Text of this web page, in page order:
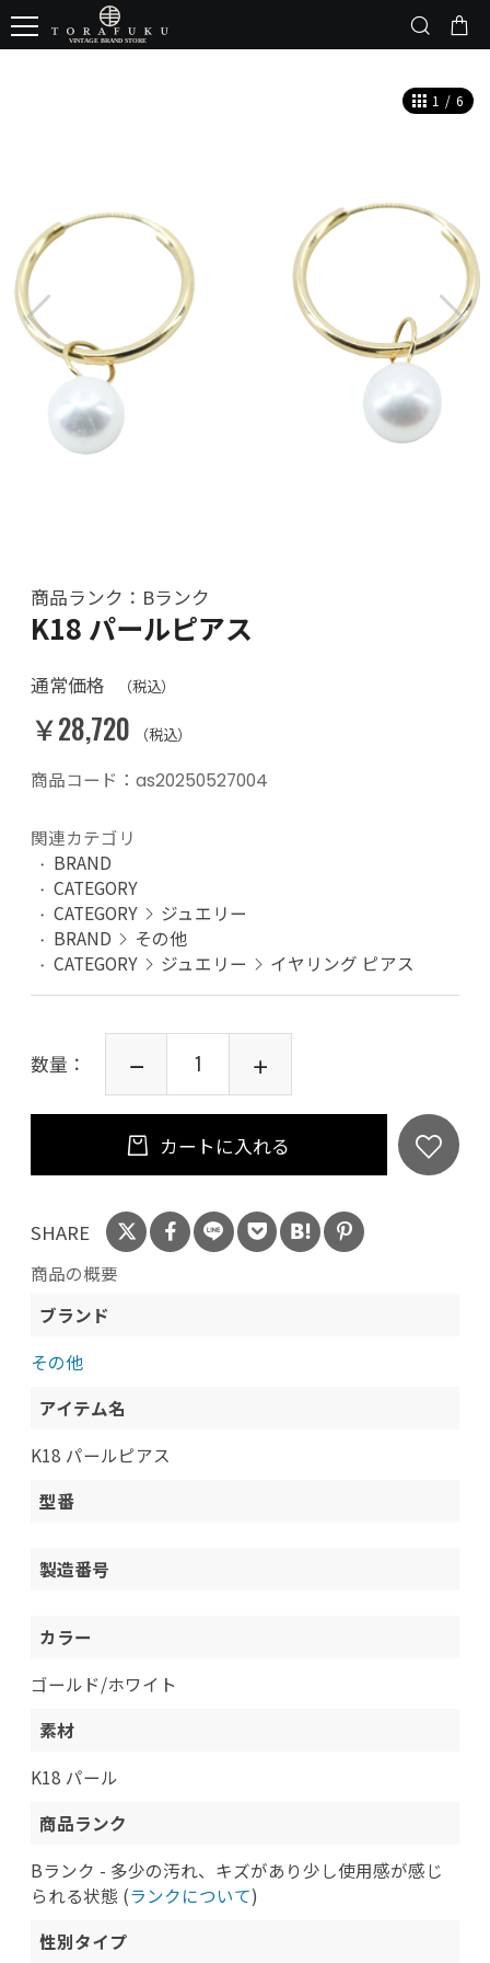
1 / 6
商品ランク：Bランク
K18 パールピアス
通常価格 （税込）
￥28,720 （税込）
商品コード：as20250527004
関連カテゴリ
BRAND
CATEGORY
CATEGORY
ジュエリー
BRAND
その他
CATEGORY
ジュエリー イヤリング ピアス
数量：
カートに入れる
SHARE
商品の概要
ブランド
その他
アイテム名
K18 パールピアス
型番
製造番号
カラー
ゴールド/ホワイト
素材
K18 パール
商品ランク
Bランク - 多少の汚れ、キズがあり少し使用感が感じ
られる状態 (ランクについて)
性別タイプ